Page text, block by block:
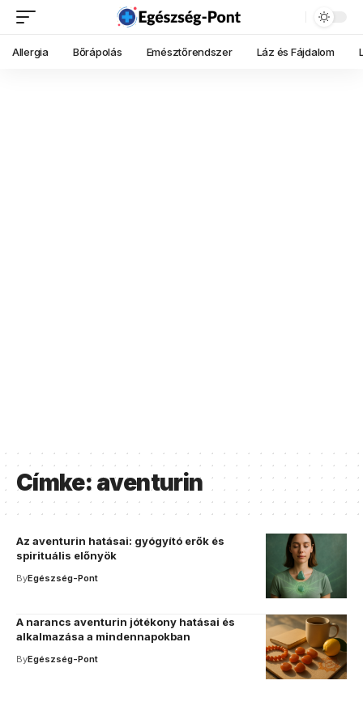
Allergia Bőrápolás Emésztőrendszer Láz és Fájdalom
Címke: aventurin
Az aventurin hatásai: gyógyító erők és
spirituális előnyök
ByEgészség-Pont
A narancs aventurin jótékony hatásai és
alkalmazása a mindennapokban
ByEgészség-Pont